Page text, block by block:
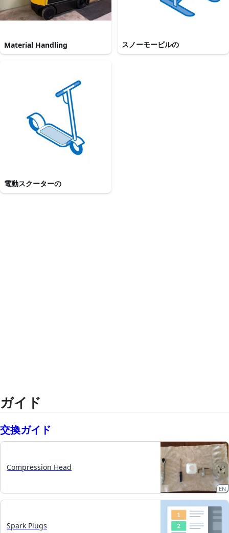
Material Handling スノーモービルの
電動スクーターの
ガイド
交換ガイド
Compression Head
EN
Spark Plugs